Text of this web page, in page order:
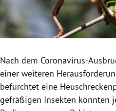
Untermenü
Untermenü
Untermenü
Nach dem Coronavirus-
einer weiteren
befürchtet eine
gefräßigen Insekten könnten